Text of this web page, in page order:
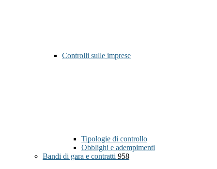
Controlli sulle imprese
Tipologie di controllo
Obblighi e adempimenti
Bandi di gara e contratti 958